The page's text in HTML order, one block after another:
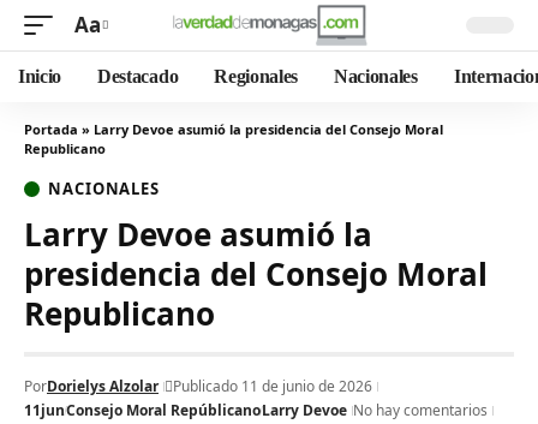
Aa
Inicio Destacado Regionales Nacionales
Portada » Larry Devoe asumió la presidencia del Consejo Moral
Republicano
NACIONALES
Larry Devoe asumió la
presidencia del Consejo Moral
Republicano
PorDorielys Alzolar
Publicado 11 de junio de 2026
11junConsejo Moral RepúblicanoLarry Devoe No hay comentarios